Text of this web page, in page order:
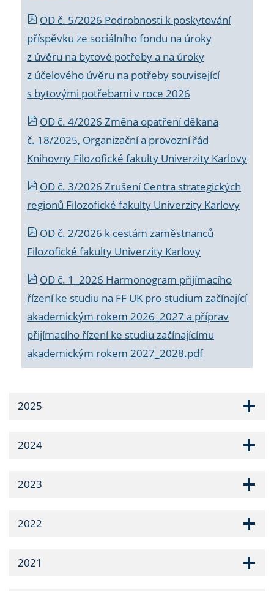
OD č. 5/2026 Podrobnosti k poskytování
příspěvku ze sociálního fondu na úroky
z úvěru na bytové potřeby a na úroky
z účelového úvěru na potřeby související
s bytovými potřebami v roce 2026
OD č. 4/2026 Změna opatření děkana
č. 18/2025, Organizační a provozní řád
Knihovny Filozofické fakulty Univerzity Karlovy
OD č. 3/2026 Zrušení Centra strategických
regionů Filozofické fakulty Univerzity Karlovy
OD č. 2/2026 k cestám zaměstnanců
Filozofické fakulty Univerzity Karlovy
OD č. 1_2026 Harmonogram přijímacího
řízení ke studiu na FF UK pro studium začínající
akademickým rokem 2026_2027 a příprav
přijímacího řízení ke studiu začínajícímu
akademickým rokem 2027_2028.pdf
2025
2024
2023
2022
2021